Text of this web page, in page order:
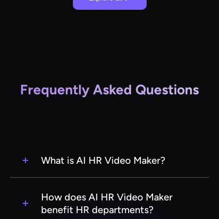
Frequently Asked Questions
What is AI HR Video Maker?
designed to help human resources departments
create engaging and informative HR videos
How does AI HR Video Maker
benefit HR departments?